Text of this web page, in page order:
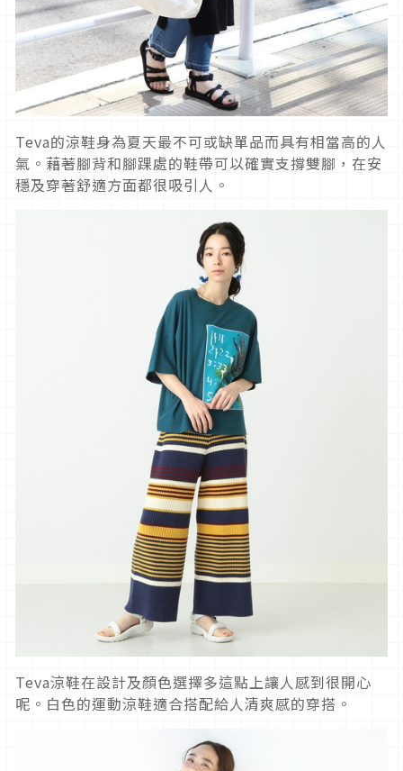
Teva的涼鞋身為夏天最不可或缺單品而具有相當高的人
氣。藉著腳背和腳踝處的鞋帶可以確實支撐雙腳，在安
穩及穿著舒適方面都很吸引人。
Teva涼鞋在設計及顏色選擇多這點上讓人感到很開心
呢。白色的運動涼鞋適合搭配給人清爽感的穿搭。